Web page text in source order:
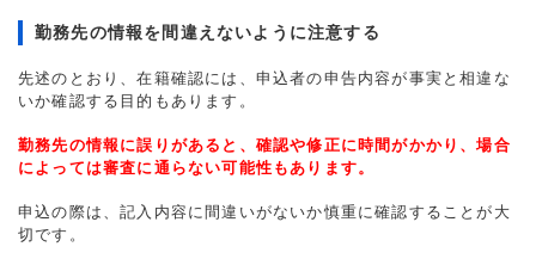
勤務先の情報を間違えないように注意する
先述のとおり、在籍確認には、申込者の申告内容が事実と相違な
いか確認する目的もあります。
勤務先の情報に誤りがあると、確認や修正に時間がかかり、場合
によっては審査に通らない可能性もあります。
申込の際は、記入内容に間違いがないか慎重に確認することが大
切です。